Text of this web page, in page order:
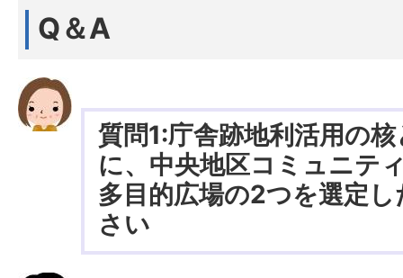
Q＆A
質問1:庁舎跡地利活用の
に、中央地区コミュニテ
多目的広場の2つを選定
さい